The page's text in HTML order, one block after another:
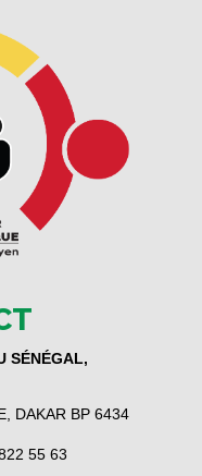
SÉNÉGAL,
DAKAR BP 6434
55 63